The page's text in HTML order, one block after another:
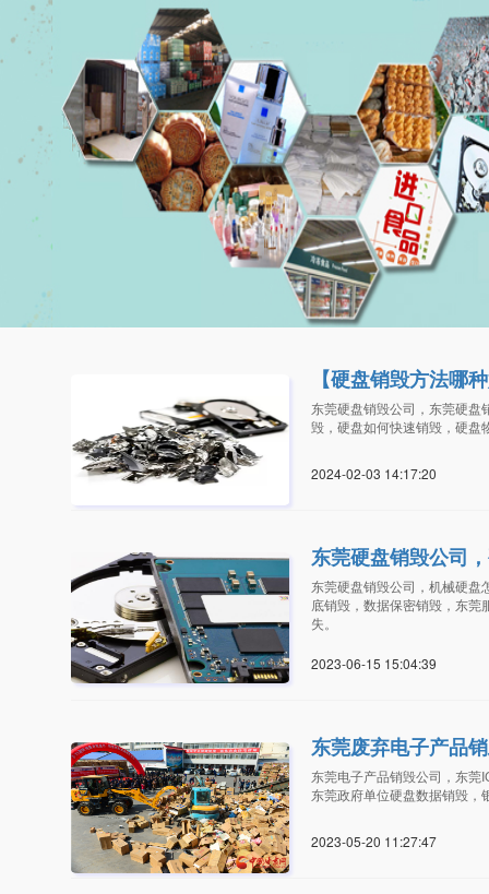
【硬盘销毁方法哪
东莞硬盘销毁公司，东莞硬
毁，硬盘如何快速销毁，硬盘
2024-02-03 14:17:20
东莞硬盘销毁公司
东莞硬盘销毁公司，机械硬
底销毁，数据保密销毁，东
失。
2023-06-15 15:04:39
东莞废弃电子产品
东莞电子产品销毁公司，东
东莞政府单位硬盘数据销毁，
2023-05-20 11:27:47